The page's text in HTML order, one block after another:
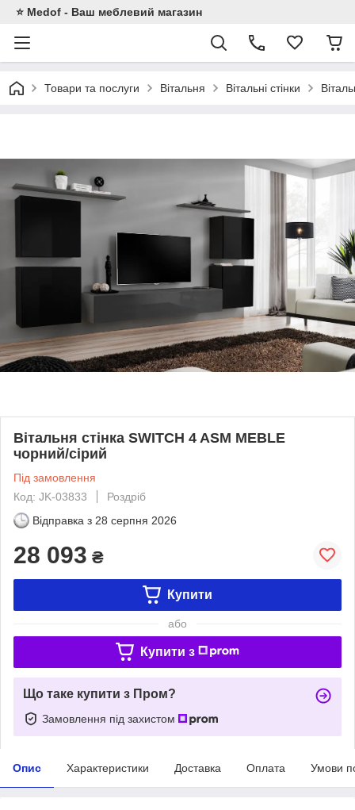
⭐ Medof - Ваш меблевий магазин
Товари та послуги Вітальня Вітальні стінки
Вітальня стінка SWITCH 4 ASM MEBLE
чорний/сірий
Під замовлення
Код: JK-03833
Роздріб
Відправка з 28 серпня 2026
28 093 ₴
Купити
або
Купити з
Що таке купити з Пром?
Замовлення під захистом
Опис Характеристики Доставка Оплата Умови